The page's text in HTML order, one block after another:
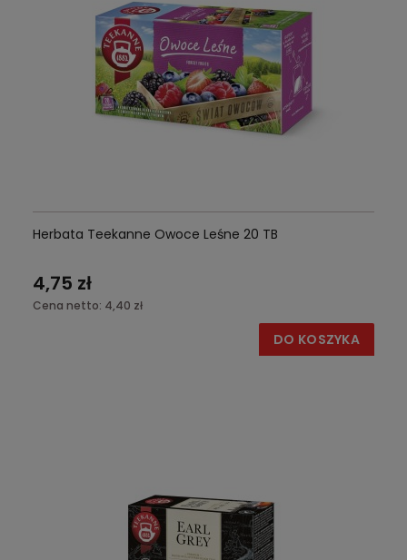
Herbata Teekanne Owoce Leśne 20 TB
4,75 zł
Cena netto: 4,40 zł
DO KOSZYKA